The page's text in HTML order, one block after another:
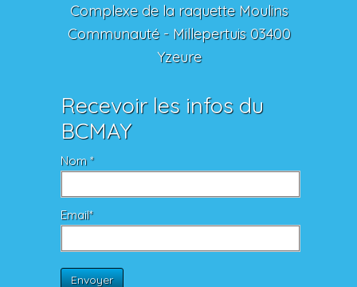
Complexe de la raquette Moulins
Communauté - Millepertuis 03400
Yzeure
Recevoir les infos du
BCMAY
Nom *
Email*
Envoyer